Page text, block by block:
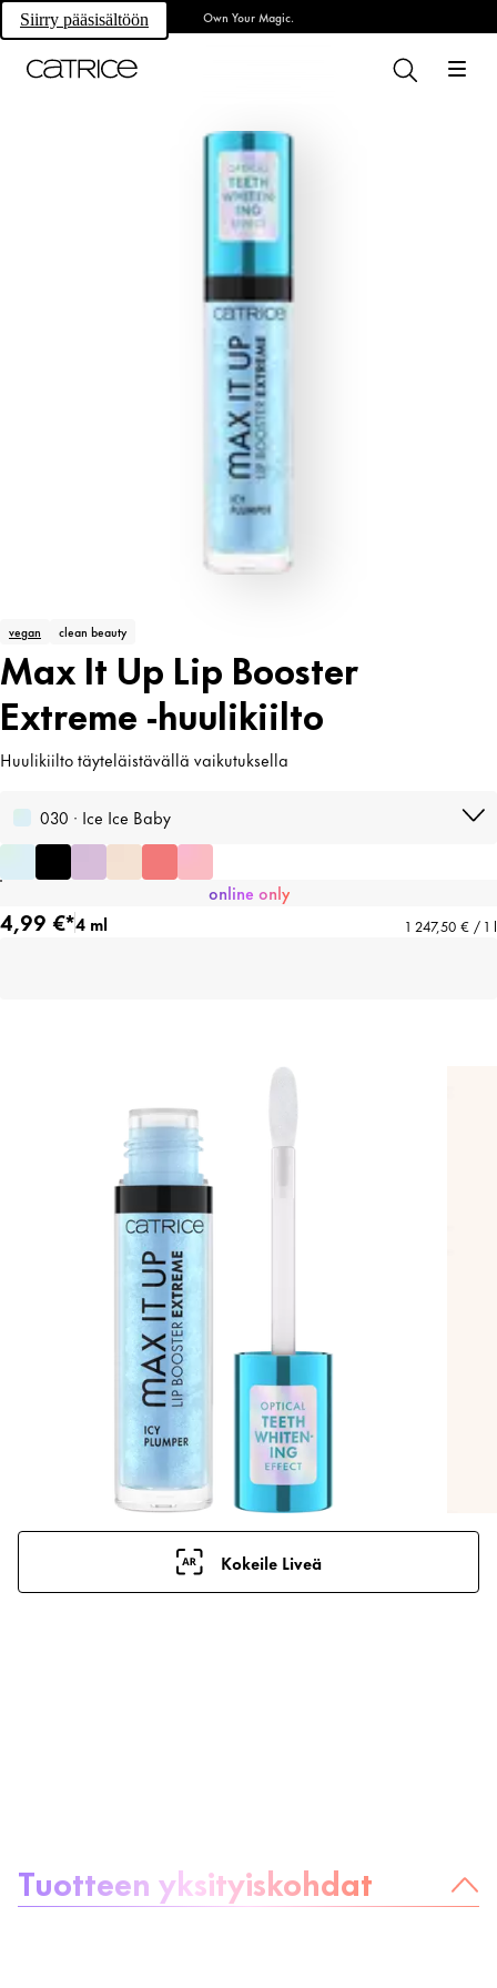
Siirry pääsisältöön Own Your Magic.
vegan clean beauty
Max It Up Lip Booster
Extreme -huulikiilto
Huulikiilto täyteläistävällä vaikutuksella
030 · Ice Ice Baby
online only
4,99 €*4 ml 1 247,50 € / 1 l
Kokeile Liveä
Tuotteen yksityiskohdat